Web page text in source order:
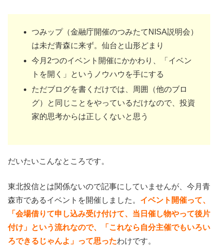
つみップ（金融庁開催のつみたてNISA説明会）
は未だ青森に来ず。仙台と山形どまり
今月2つのイベント開催にかかわり、「イベン
トを開く」というノウハウを手にする
ただブログを書くだけでは、周囲（他のブロ
グ）と同じことをやっているだけなので、投資
家的思考からは正しくないと思う
だいたいこんなところです。
東北投信とは関係ないので記事にしていませんが、今月青
森市であるイベントを開催しました。 イベント開催って、
「会場借りて申し込み受け付けて、当日催し物やって後片
付け」という流れなので、「これなら自分主催でもいろい
ろできるじゃんよ」って思ったわけです。